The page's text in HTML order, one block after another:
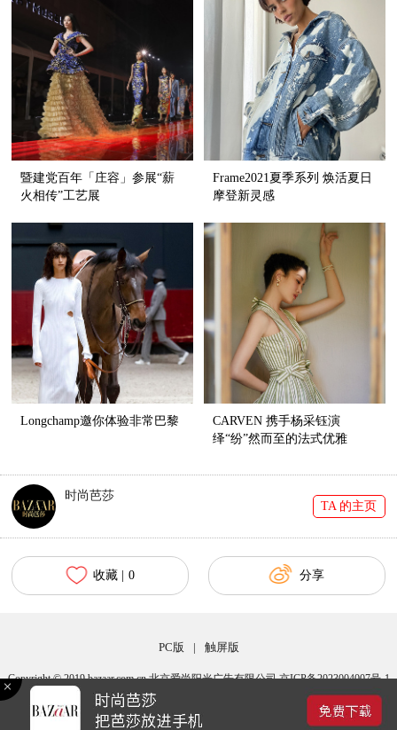
暨建党百年「庄容」参展“薪
火相传”工艺展
Frame2021夏季系列 焕活夏日
摩登新灵感
Longchamp邀你体验非常巴黎
CARVEN 携手杨采钰演
绎“纷”然而至的法式优雅
时尚芭莎
TA 的主页
收藏 | 0 分享
PC版 | 触屏版
Copyright © 2019 bazaar.com.cn 北京爱尚阳光广告有限公司 京ICP备2023004007号-1
京公网安备 11010502040483号